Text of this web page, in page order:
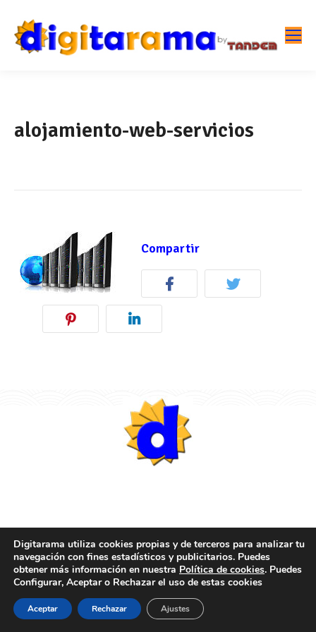
alojamiento-web-servicios
Compartir
Posicionamiento SEO Valencia
servicios
Digitarama utiliza cookies propias y de terceros para analizar tu
navegación con fines estadísticos y publicitarios. Puedes
obtener más información en nuestra Política de cookies. Puedes
Configurar, Aceptar o Rechazar el uso de estas cookies
Aceptar Rechazar Ajustes